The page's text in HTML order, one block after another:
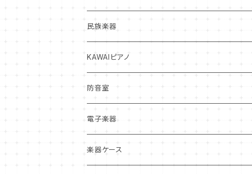
クラリネット
ホルン
ユーフォニアム
フルート
クラリネット
ホルン
マウスピース
クラリネット
サックス
リガチャー
リード
クラリネットリード
サックスリード
ミュート・アクセサリー
オイル・グリス
ヴァイオリン
ヴィオラ
弦楽器中古本体
ヴァイオリン
ヴィオラ
弦
ヴァイオリン
ヴィオラ
松脂
弦楽器お手入れ用品
ケース
打楽器新品本体
打楽器中古本体
マレット
スティック
ドラムヘッド
民族楽器
インディアン・フルート
オカリナ
KAWAIピアノ
アップライトピアノ
グランドピアノ
電子ピアノ
防音室
電子楽器
電子ドラム
楽器ケース